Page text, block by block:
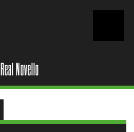
Real Novello